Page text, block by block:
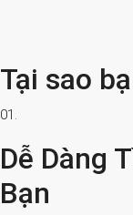
Tại sao
01.
Dễ Dàng
Bạn